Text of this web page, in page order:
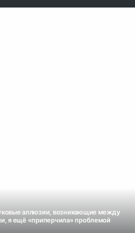
аллюзии, возникающие между
я ещё «приперчила» проблемой